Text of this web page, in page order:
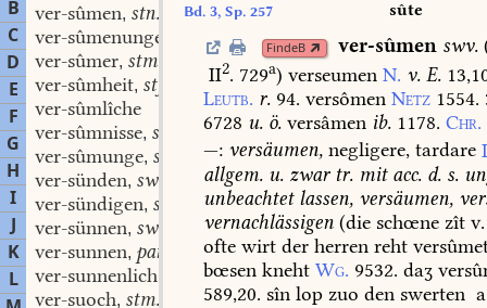
B
C
D
E
F
G
H
I
J
K
L
ver-sûmen, stn.
ver-sûmenunge
ver-sûmer, stm.
ver-sûmheit, stf.
ver-sûmlîche
ver-sûmnisse, stfn.
ver-sûmunge, stf.
ver-sünden, swv.
ver-sündigen, swv.
ver-sünnen, swv.
ver-sunnen, part. adj.
ver-sunnenlich
ver-suoch, stm.
Bd. 3, Sp. 257
sûte
FindeB ver-sûmen swv.
II2. 729a) verseumen N. v. E.
Leutb. r. 94. versômen Netz 1554.
6728 u. ö. versâmen ib. 1178. Chr.
—: versäumen, negligere, tardare
allgem. u. zwartr. mitacc. d. s.
unbeachtetlassen, versäumen,
vernachlässigen (die schœne zît v.
ofte wirt der herren reht
bœsen kneht Wg. 9532. daʒ
589,20. sîn lop zuo den swerten